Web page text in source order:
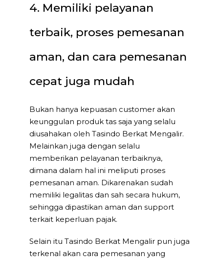
4. Memiliki pelayanan
terbaik, proses pemesanan
aman, dan cara pemesanan
cepat juga mudah
Bukan hanya kepuasan customer akan
keunggulan produk tas saja yang selalu
diusahakan oleh Tasindo Berkat Mengalir.
Melainkan juga dengan selalu
memberikan pelayanan terbaiknya,
dimana dalam hal ini meliputi proses
pemesanan aman. Dikarenakan sudah
memiliki legalitas dan sah secara hukum,
sehingga dipastikan aman dan support
terkait keperluan pajak.
Selain itu Tasindo Berkat Mengalir pun juga
terkenal akan cara pemesanan yang